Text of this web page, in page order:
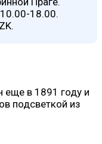
18.00.
еще в 1891 году и
подсветкой из